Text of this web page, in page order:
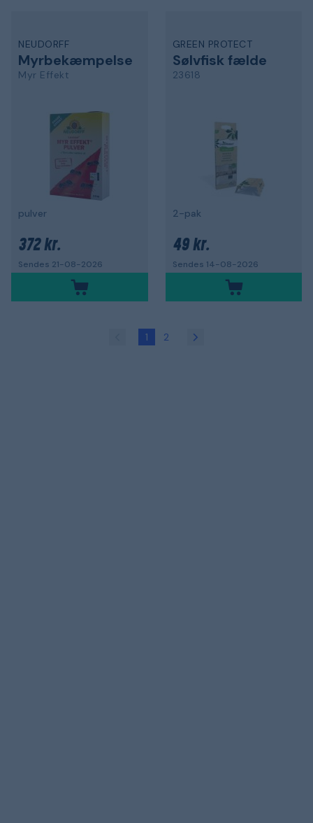
NEUDORFF
Myrbekæmpelse
Myr Effekt
pulver
372 kr.
Sendes 21-08-2026
GREEN PROTECT
Sølvfisk fælde
23618
2-pak
49 kr.
Sendes 14-08-2026
1 2